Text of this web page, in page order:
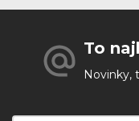
To
Novinky,